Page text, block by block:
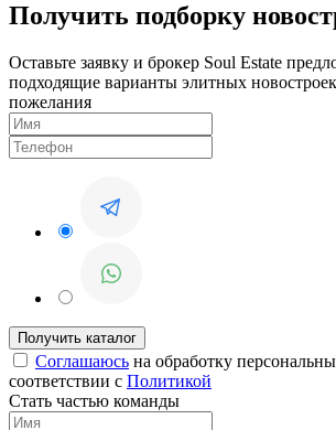
Получить подборку
Оставьте заявку и брокер Soul Estate
подходящие варианты элитных
пожелания
Соглашаюсь на обработку
соответствии с Политикой
Стать частью команды